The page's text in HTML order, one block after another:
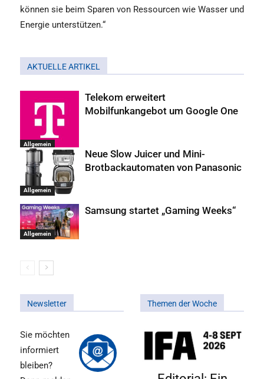
können sie beim Sparen von Ressourcen wie Wasser und
Energie unterstützen.“
AKTUELLE ARTIKEL
Allgemein
Telekom erweitert
Mobilfunkangebot um Google One
Allgemein
Neue Slow Juicer und Mini-
Brotbackautomaten von Panasonic
Allgemein
Samsung startet „Gaming Weeks“
Newsletter
Sie möchten
informiert
bleiben?
Themen der Woche